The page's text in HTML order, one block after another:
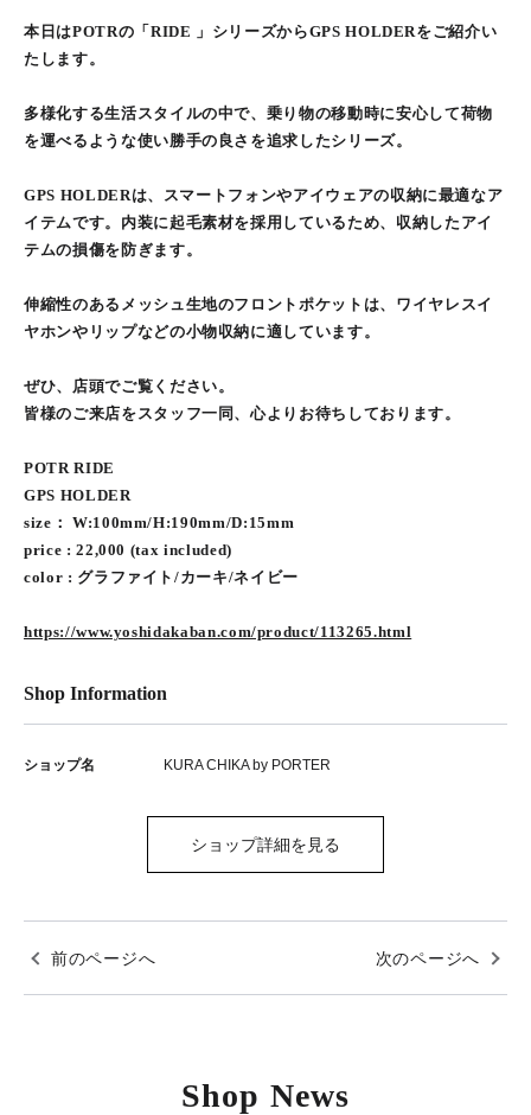
本日はPOTRの「RIDE 」シリーズからGPS HOLDERをご紹介い
たします。
多様化する生活スタイルの中で、乗り物の移動時に安心して荷物
を運べるような使い勝手の良さを追求したシリーズ。
GPS HOLDERは、スマートフォンやアイウェアの収納に最適なア
イテムです。内装に起毛素材を採用しているため、収納したアイ
テムの損傷を防ぎます。
伸縮性のあるメッシュ生地のフロントポケットは、ワイヤレスイ
ヤホンやリップなどの小物収納に適しています。
ぜひ、店頭でご覧ください。
皆様のご来店をスタッフ一同、心よりお待ちしております。
POTR RIDE
GPS HOLDER
size： W:100mm/H:190mm/D:15mm
price : 22,000 (tax included)
color : グラファイト/カーキ/ネイビー
https://www.yoshidakaban.com/product/113265.html
Shop Information
ショップ名 KURA CHIKA by PORTER
ショップ詳細を見る
前のページへ 次のページへ
Shop News